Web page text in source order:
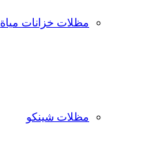
مظلات خزانات مياة
مظلات شينكو